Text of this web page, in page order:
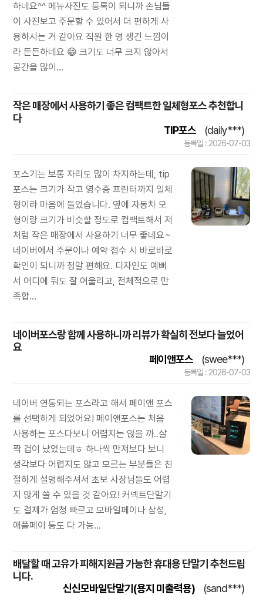
하네요^^ 메뉴사진도 등록이 되니까 손님들
이 사진보고 주문할 수 있어서 더 편하게 사
용하시는 거 같아요 직원 한 명 생긴 느낌이
라 든든하네요 😁 크기도 너무 크지 않아서
공간을 많이...
작은 매장에서 사용하기 좋은 컴팩트한 일체형포스 추천합니
다
TIP포스
(daily***)
등록일 : 2026-07-03
포스기는 보통 자리도 많이 차지하는데, tip
포스는 크기가 작고 영수증 프린터까지 일체
형이라 마음에 들었습니다. 옆에 자동차 모
형이랑 크기가 비슷할 정도로 컴팩트해서 저
처럼 작은 매장에서 사용하기 너무 좋네요~
네이버에서 주문이나 예약 접수 시 바로바로
확인이 되니까 정말 편해요. 디자인도 예뻐
서 어디에 둬도 잘 어울리고, 전체적으로 만
족합...
네이버포스랑 함께 사용하니까 리뷰가 확실히 전보다 늘었어
요
페이앤포스
(swee***)
등록일 : 2026-07-03
네이버 연동되는 포스라고 해서 페이앤 포스
를 선택하게 되었어요! 페이앤포스는 처음
사용하는 포스다보니 어렵지는 않을 까..살
짝 겁이 났었는데ㅎ 하나씩 만져보다 보니
생각보다 어렵지도 않고 모르는 부분들은 친
절하게 설명해주셔서 초보 사장님들도 어렵
지 않게 쓸 수 있을 것 같아요! 커넥트단말기
도 결제가 엄청 빠르고 모바일페이나 삼성,
애플페이 등도 다 가능...
배달할 때 고유가 피해지원금 가능한 휴대용 단말기 추천드립
니다.
신신모바일단말기(용지 미출력용)
(sand***)